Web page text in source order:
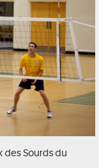
des Sourds du